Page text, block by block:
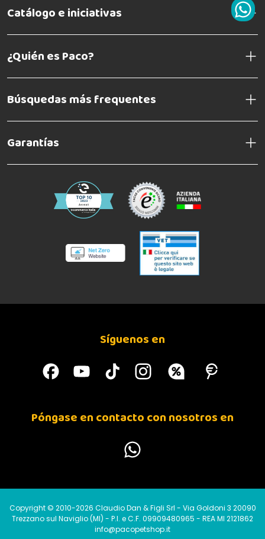
Catálogo e iniciativas
¿Quién es Paco?
Búsquedas más frequentes
Garantías
Síguenos en
Póngase en contacto con nosotros en
Copyright © 2010-2026 Claudio Dan & Figli Srl - Via Goldoni 3 20090
Trezzano sul Naviglio (MI) - P.I. e C.F. 09909480965 - REA MI 2121862
info@pacopetshop.it